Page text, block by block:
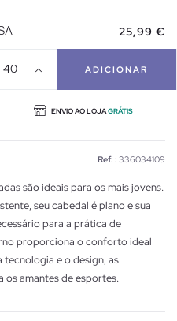
25,99 €
40 ADICIONAR
ENVIO AO LOJAGRÁTIS
Ref. : 336034109
são ideais para os mais jovens.
seu cabedal é plano e sua
para a prática de
proporciona o conforto ideal
e o design, as
os amantes de esportes.